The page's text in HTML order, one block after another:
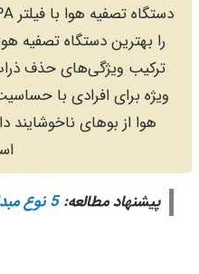
را بهترین دستگاه تصفیه
ترکیب ویژگی‌های حذف
ویژه برای افرادی با
هوا از بوهای ناخوشایند
پیشنهاد مطالعه:5 نوع مبدل حرارتی و کاربردهای آنها